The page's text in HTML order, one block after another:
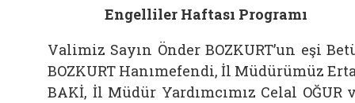
Engelliler Haftası Programı
Valimiz Sayın Önder BOZKURT’un eşi
BOZKURT Hanımefendi, İl Müdürümüz
BAKİ, İl Müdür Yardımcımız Celal OĞUR